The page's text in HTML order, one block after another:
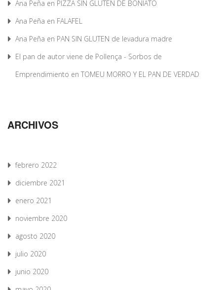
Ana Peña en PIZZA SIN GLUTEN DE BONIATO
Ana Peña en FALAFEL
Ana Peña en PAN SIN GLUTEN de levadura madre
El pan de autor viene de Pollença - Sorbos de
Emprendimiento en TOMEU MORRO Y EL PAN DE VERDAD
ARCHIVOS
febrero 2022
diciembre 2021
enero 2021
noviembre 2020
agosto 2020
julio 2020
junio 2020